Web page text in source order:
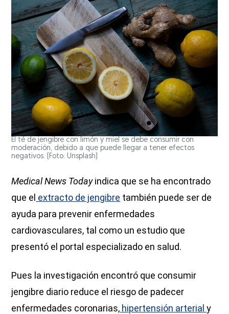
El té de jengibre con limón y miel se debe consumir con
moderación, debido a que puede llegar a tener efectos
negativos. (Foto: Unsplash)
Medical News Todayindica que se ha encontrado
que el extracto de jengibre también puede ser de
ayuda para prevenir enfermedades
cardiovasculares, tal como un estudio que
presentó el portal especializado en salud.
Pues la investigación encontró que consumir
jengibre diario reduce el riesgo de padecer
enfermedades coronarias, hipertensión arterialy